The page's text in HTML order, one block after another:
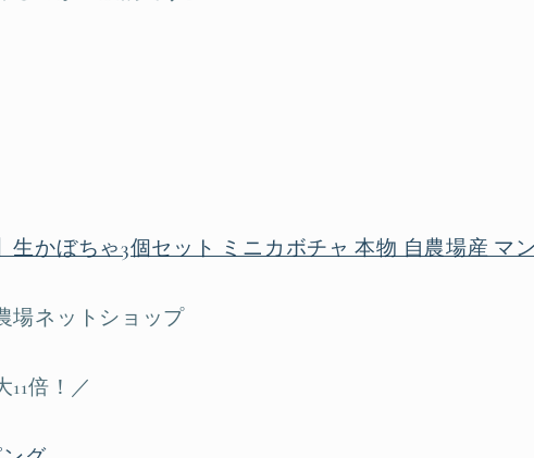
生かぼちゃ3個セット ミニカボチャ 本物 自農場産 マ
場ネットショップ
倍！／